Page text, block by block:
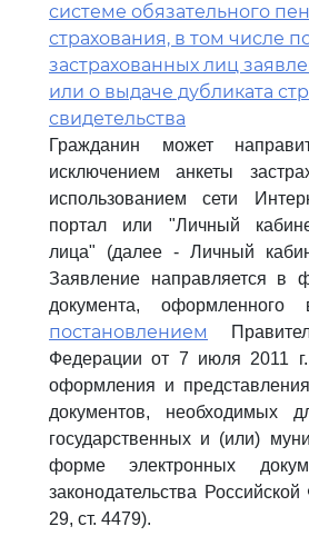
системе обязательного
страхования, в том числе
застрахованных лиц
или о выдаче дубликата
свидетельства
Гражданин может
исключением анкеты
использованием сети
портал или "Личный
лица" (далее - Личный
Заявление направляется в
документа, оформленного
постановлением
Федерации от 7 июля 2011
оформления и
документов, необходимых
государственных и (или)
форме электронных
законодательства
29, ст. 4479).